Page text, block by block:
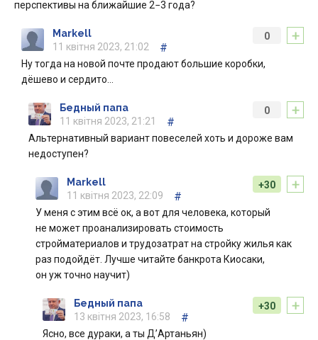
перспективы на ближайшие 2−3 года?
+
0
Markell
11 квітня 2023, 21:02
#
Ну тогда на новой почте продают большие коробки,
дёшево и сердито…
+
0
Бедный папа
11 квітня 2023, 21:21
#
Альтернативный вариант повеселей хоть и дороже вам
недоступен?
+
+30
Markell
11 квітня 2023, 22:09
#
У меня с этим всё ок, а вот для человека, который
не может проанализировать стоимость
стройматериалов и трудозатрат на стройку жилья как
раз подойдёт. Лучше читайте банкрота Киосаки,
он уж точно научит)
+
+30
Бедный папа
13 квітня 2023, 16:58
#
Ясно, все дураки, а ты Д’Артаньян)